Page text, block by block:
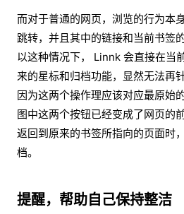
而对于普通的网页，浏览的行为本
跳转，并且其中的链接和当前书签
以这种情况下， Linnk 会直接在当
来的星标和归档功能，显然无法再
因为这两个操作理应该对应最原始
图中这两个按钮已经变成了网页的
返回到原来的书签所指向的页面时
档。
提醒，帮助自己保持整洁